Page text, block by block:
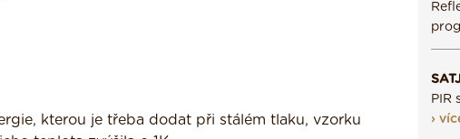
kterou je třeba dodat při stálém tlaku, vzorku
PIR
›